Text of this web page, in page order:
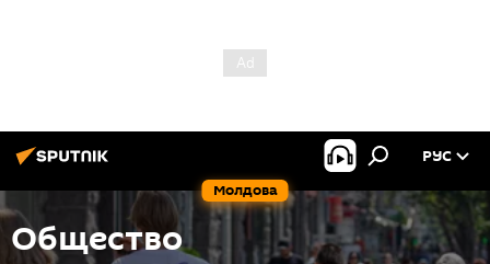
Молдова
РУС
Общество